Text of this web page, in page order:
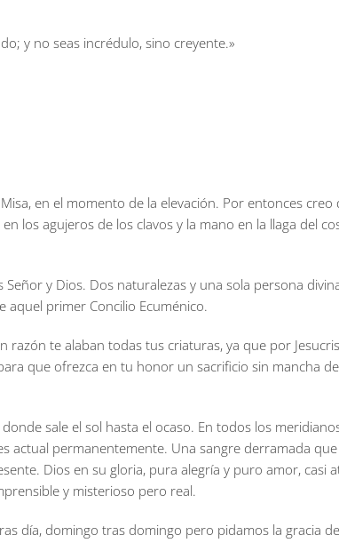
y no seas incrédulo, sino creyente.»
en el momento de la elevación. Por entonces
agujeros de los clavos y la mano en la llaga del
y Dios. Dos naturalezas y una sola persona
aquel primer Concilio Ecuménico.
razón te alaban todas tus criaturas, ya que por
que ofrezca en tu honor un sacrificio sin mancha
sale el sol hasta el ocaso. En todos los
actual permanentemente. Una sangre derramada
Dios en su gloria, pura alegría y puro amor, casi
y misterioso pero real.
día, domingo tras domingo pero pidamos la gracia